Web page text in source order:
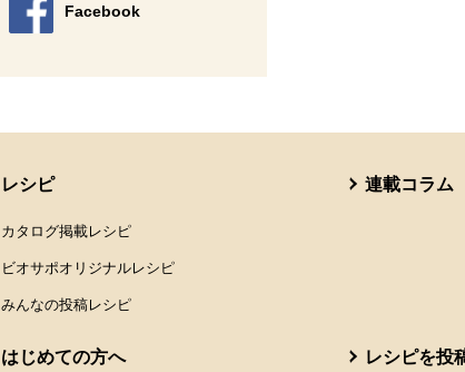
Facebook
別のウィンドウで開きます。
レシピ
カタログ掲載レシピ
ビオサポオリジナルレシピ
みんなの投稿レシピ
連載コラム
はじめての方へ レシピを投